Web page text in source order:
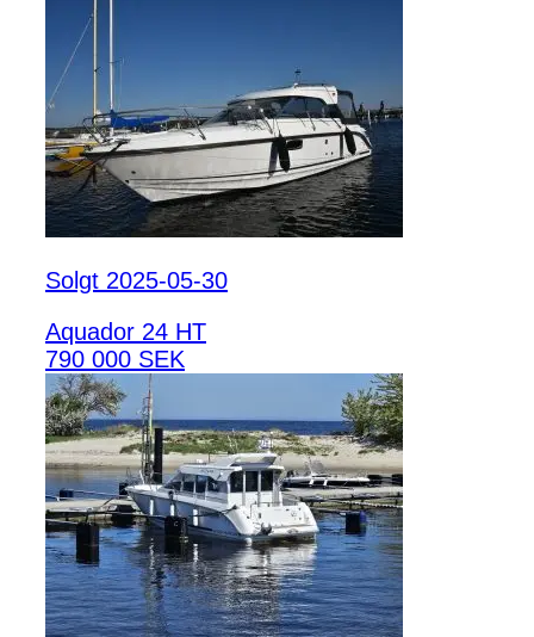
Solgt 2025-05-30
Aquador 24 HT
790 000 SEK